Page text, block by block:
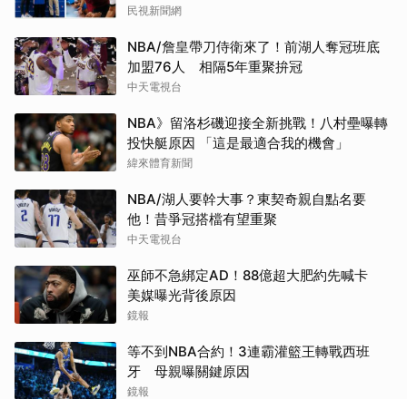
民視新聞網
NBA/詹皇帶刀侍衛來了！前湖人奪冠班底
加盟76人 相隔5年重聚拚冠
中天電視台
NBA》留洛杉磯迎接全新挑戰！八村壘曝轉
投快艇原因 「這是最適合我的機會」
緯來體育新聞
NBA/湖人要幹大事？東契奇親自點名要
他！昔爭冠搭檔有望重聚
中天電視台
巫師不急綁定AD！88億超大肥約先喊卡
美媒曝光背後原因
鏡報
等不到NBA合約！3連霸灌籃王轉戰西班
牙 母親曝關鍵原因
鏡報